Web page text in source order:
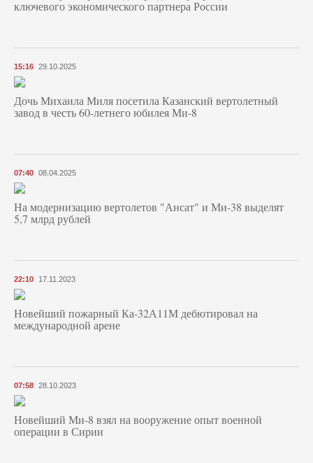
ключевого экономического партнера России
15:16 29.10.2025
Дочь Михаила Миля посетила Казанский вертолетный
завод в честь 60-летнего юбилея Ми-8
07:40 08.04.2025
На модернизацию вертолетов "Ансат" и Ми-38 выделят
5,7 млрд рублей
22:10 17.11.2023
Новейший пожарный Ка-32А11М дебютировал на
международной арене
07:58 28.10.2023
Новейший Ми-8 взял на вооружение опыт военной
операции в Сирии